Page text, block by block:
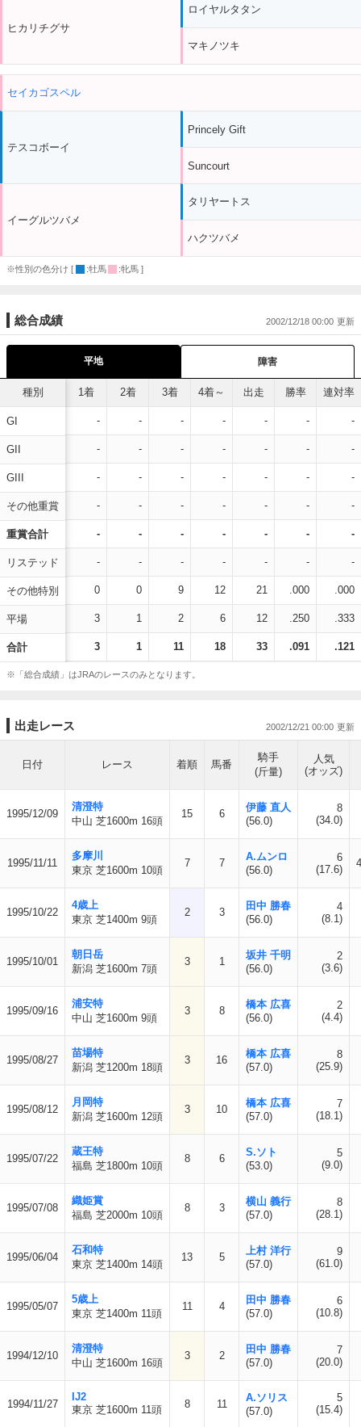
ヒカリチグサ
ロイヤルタタン
マキノツキ
セイカゴスペル
テスコボーイ
イーグルツバメ
Princely Gift
Suncourt
タリヤートス
ハクツバメ
※性別の色分け [ :牡馬 :牝馬 ]
総合成績 2002/12/18 00:00
平地 障害
種別
GI
GII
GIII
その他重賞
重賞合計
リステッド
その他特別
平場
合計
1着 2着 3着 4着～ 出走 勝率 連対率
- - - - - - -
- - - - - - -
- - - - - - -
- - - - - - -
- - - - - - -
- - - - - - -
0 0 9 12 21 .000 .000
3 1 2 6 12 .250 .333
3 1 11 18 33 .091 .121
※「総合成績」はJRAのレースのみとなります。
出走レース 2002/12/21 00:00
日付 レース 着順 馬番
騎手
(斤量)
人気
(オッズ)
1995/12/09
清澄特
中山 芝1600m 16頭
15 6
伊藤 直人
(56.0)
8
(34.0)
1995/11/11
多摩川
東京 芝1600m 10頭
7 7
A.ムンロ
(56.0)
6
(17.6)
1995/10/22
4歳上
東京 芝1400m 9頭
2 3
田中 勝春
(56.0)
4
(8.1)
1995/10/01
朝日岳
新潟 芝1600m 7頭
3 1
坂井 千明
(56.0)
2
(3.6)
1995/09/16
浦安特
中山 芝1600m 9頭
3 8
橋本 広喜
(56.0)
2
(4.4)
1995/08/27
苗場特
新潟 芝1200m 18頭
3 16
橋本 広喜
(57.0)
8
(25.9)
1995/08/12
月岡特
新潟 芝1600m 12頭
3 10
橋本 広喜
(57.0)
7
(18.1)
1995/07/22
蔵王特
福島 芝1800m 10頭
8 6
S.ソト
(53.0)
5
(9.0)
1995/07/08
織姫賞
福島 芝2000m 10頭
8 3
横山 義行
(57.0)
8
(28.1)
1995/06/04
石和特
東京 芝1400m 14頭
13 5
上村 洋行
(57.0)
9
(61.0)
1995/05/07
5歳上
東京 芝1400m 11頭
11 4
田中 勝春
(57.0)
6
(10.8)
1994/12/10
清澄特
中山 芝1600m 16頭
3 2
田中 勝春
(57.0)
7
(20.0)
1994/11/27
IJ2
東京 芝1600m 11頭
8 11
A.ソリス
(57.0)
5
(15.4)